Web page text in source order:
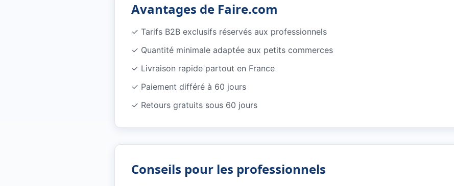
Avantages de Faire.com
✓ Tarifs B2B exclusifs réservés aux professionnels
✓ Quantité minimale adaptée aux petits commerces
✓ Livraison rapide partout en France
✓ Paiement différé à 60 jours
✓ Retours gratuits sous 60 jours
Conseils pour les professionnels